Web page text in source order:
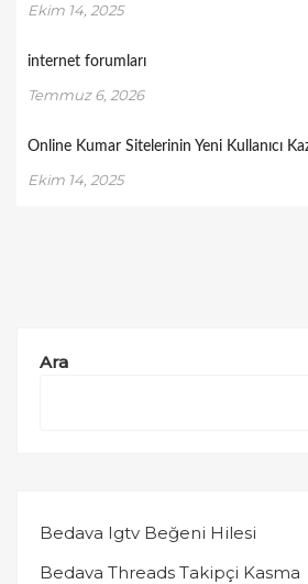
Ekim 14, 2025
internet forumları
Temmuz 6, 2026
Online Kumar Sitelerinin Yeni Kullanıcı
Ekim 14, 2025
Ara
Bedava Igtv Beğeni Hilesi
Bedava Threads Takipçi Kasma